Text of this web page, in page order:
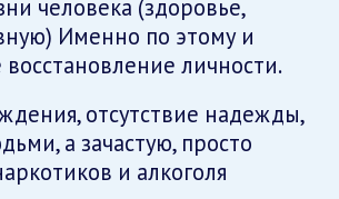
человека (здоровье,
Именно по этому и
личности.
отсутствие надежды,
а зачастую, просто
и алкоголя